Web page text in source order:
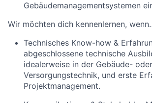
Gebäudemanagementsystemen
Wir möchten dich kennenlernen,
Technisches Know-how &
abgeschlossene technische
idealerweise in der Gebäude- oder
Versorgungstechnik, und erste
Projektmanagement.